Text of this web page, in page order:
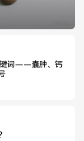
研动态
键词——囊肿、钙